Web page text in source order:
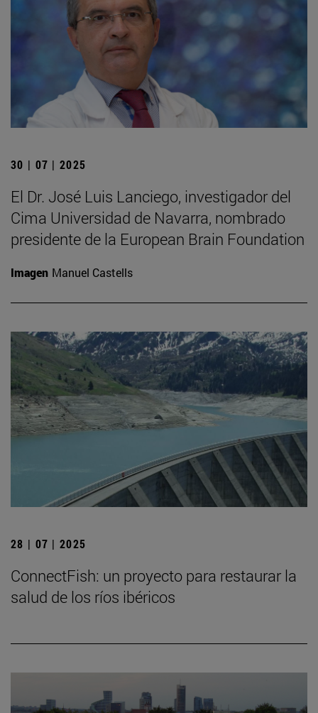
30 | 07 | 2025
El Dr. José Luis Lanciego, investigador del
Cima Universidad de Navarra, nombrado
presidente de la European Brain Foundation
Imagen Manuel Castells
28 | 07 | 2025
ConnectFish: un proyecto para restaurar la
salud de los ríos ibéricos